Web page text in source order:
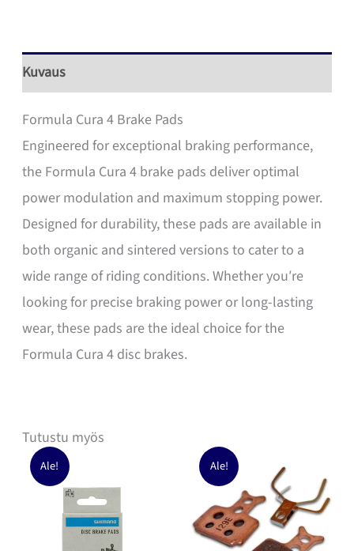
Kuvaus
Formula Cura 4 Brake Pads
Engineered for exceptional braking performance,
the Formula Cura 4 brake pads deliver optimal
power modulation and maximum stopping power.
Designed for durability, these pads are available in
both organic and sintered versions to cater to a
wide range of riding conditions. Whether you′re
looking for precise braking power or long-lasting
wear, these pads are the ideal choice for the
Formula Cura 4 disc brakes.
Tutustu myös
Ale! Ale!